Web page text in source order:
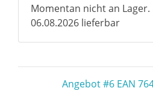
Momentan nicht an Lager.
06.08.2026 lieferbar
Angebot #6 EAN